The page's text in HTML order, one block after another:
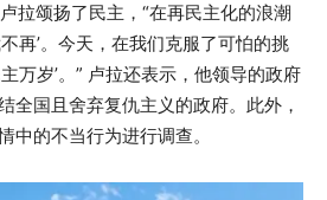
拉颂扬了民主，“在再民主化的浪潮
再’。今天，在我们克服了可怕的挑
万岁’。” 卢拉还表示，他领导的政府
全国且舍弃复仇主义的政府。此外，
中的不当行为进行调查。